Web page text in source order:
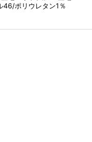
46/ポリウレタン1％